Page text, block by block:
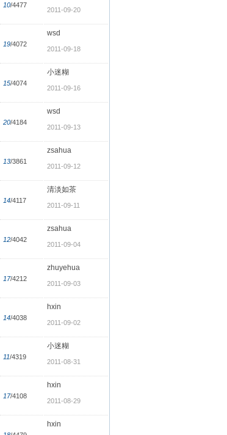
10/4477
2011-09-20
19/4072
wsd
2011-09-18
15/4074
小迷糊
2011-09-16
20/4184
wsd
2011-09-13
13/3861
zsahua
2011-09-12
14/4117
清淡如茶
2011-09-11
12/4042
zsahua
2011-09-04
17/4212
zhuyehua
2011-09-03
14/4038
hxin
2011-09-02
11/4319
小迷糊
2011-08-31
17/4108
hxin
2011-08-29
hxin